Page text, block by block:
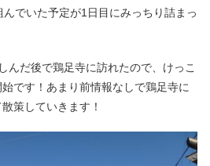
でいた予定が1日目にみっちり詰まっ
んだ後で鶏足寺に訪れたので、けっこ
です！あまり前情報なしで鶏足寺に
策していきます！